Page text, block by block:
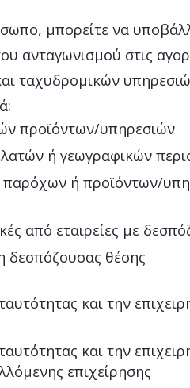
μπορείτε να
ανταγωνισμού στις
ταχυδρομικών
προϊόντων/υπηρεσιών
ή γεωγραφικών
ή προϊόντων/
από εταιρείες με
δεσπόζουσας θέσης
και την
και την
επιχείρησης